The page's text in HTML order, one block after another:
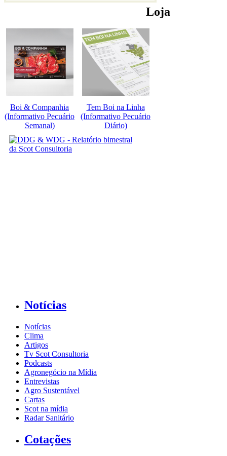
Loja
Boi & Companhia
(Informativo Pecuário
Semanal)
Tem Boi na Linha
(Informativo Pecuário
Diário)
Notícias
Notícias
Clima
Artigos
Tv Scot Consultoria
Podcasts
Agronegócio na Mídia
Entrevistas
Agro Sustentável
Cartas
Scot na mídia
Radar Sanitário
Cotações